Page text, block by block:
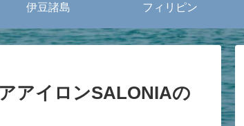
伊豆諸島 フィリピン
アイロンSALONIAの